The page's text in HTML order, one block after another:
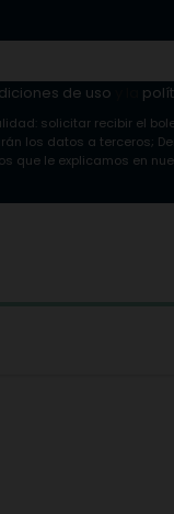
de uso
solicitar recibir el
los datos a terceros;
que le explicamos en